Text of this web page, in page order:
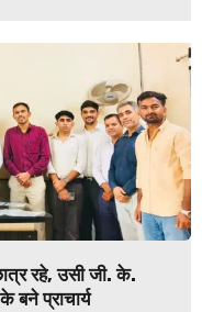
रहे, उसी जी. के.
बने प्राचार्य